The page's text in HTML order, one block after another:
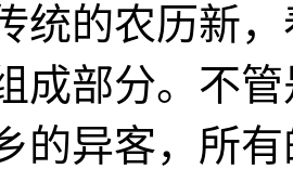
统的农历新
成部分。不
的异客，所